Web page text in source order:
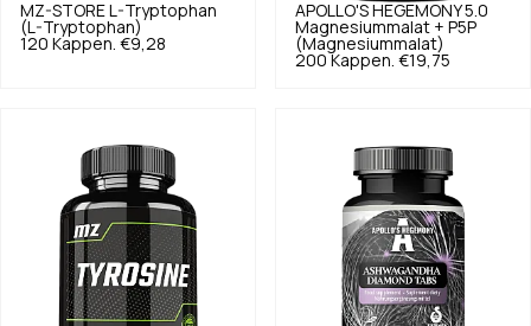
MZ-STORE L-Tryptophan
(L-Tryptophan)
120 Kappen. €9,28
APOLLO'S HEGEMONY 5.0
Magnesiummalat + P5P
(Magnesiummalat)
200 Kappen. €19,75